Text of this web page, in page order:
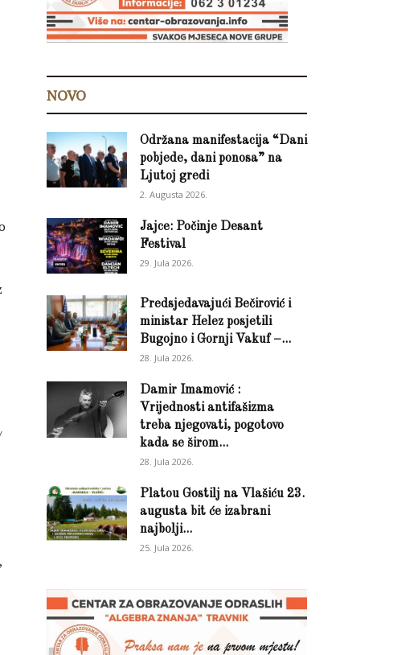
NOVO
Održana manifestacija “Dani
pobjede, dani ponosa” na
Ljutoj gredi
2. Augusta 2026.
Jajce: Počinje Desant
Festival
29. Jula 2026.
Predsjedavajući Bečirović i
ministar Helez posjetili
Bugojno i Gornji Vakuf –...
28. Jula 2026.
Damir Imamović :
Vrijednosti antifašizma
treba njegovati, pogotovo
kada se širom...
28. Jula 2026.
Platou Gostilj na Vlašiću 23.
augusta bit će izabrani
najbolji...
25. Jula 2026.